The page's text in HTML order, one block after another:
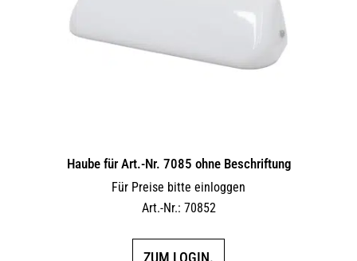
Haube für Art.-Nr. 7085 ohne Beschriftung
Für Preise bitte einloggen
Art.-Nr.: 70852
ZUM LOGIN.